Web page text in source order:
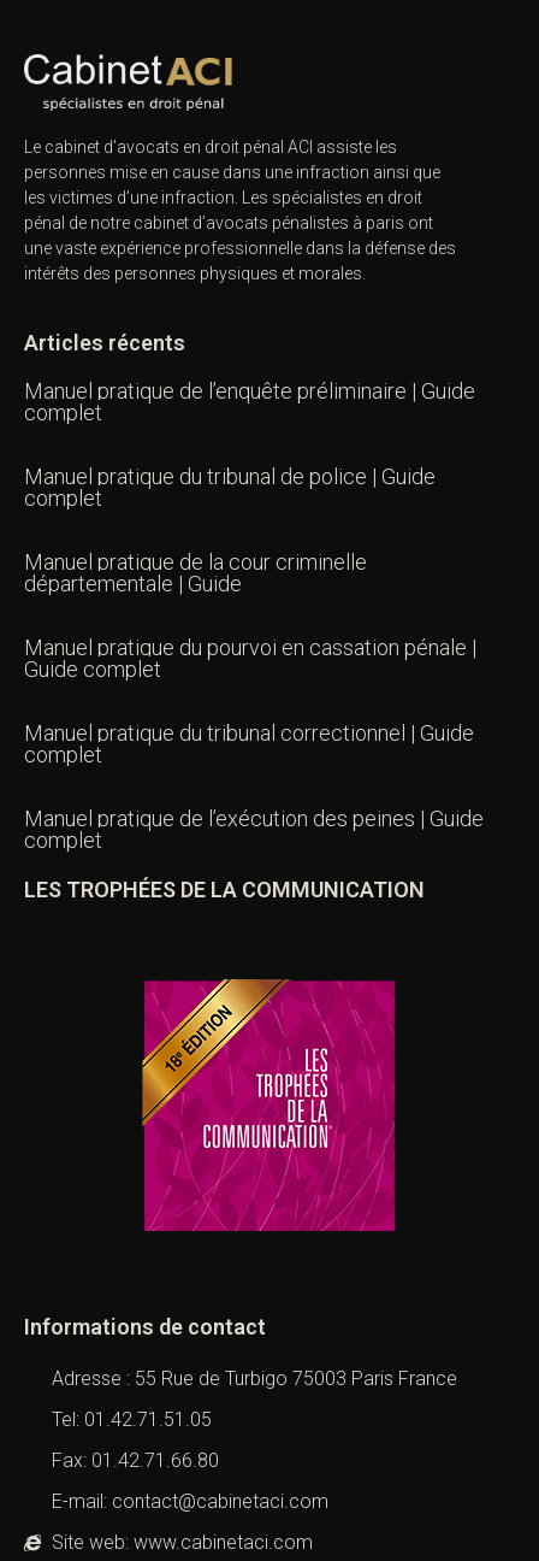
Le cabinet d’avocats en droit pénal ACI assiste les
personnes mise en cause dans une infraction ainsi que
les victimes d’une infraction. Les spécialistes en droit
pénal de notre cabinet d’avocats pénalistes à paris ont
une vaste expérience professionnelle dans la défense des
intérêts des personnes physiques et morales.
Articles récents
Manuel pratique de l’enquête préliminaire | Guide
complet
Manuel pratique du tribunal de police | Guide
complet
Manuel pratique de la cour criminelle
départementale | Guide
Manuel pratique du pourvoi en cassation pénale |
Guide complet
Manuel pratique du tribunal correctionnel | Guide
complet
Manuel pratique de l’exécution des peines | Guide
complet
LES TROPHÉES DE LA COMMUNICATION
Informations de contact
Adresse : 55 Rue de Turbigo 75003 Paris France
Tel: 01.42.71.51.05
Fax: 01.42.71.66.80
E-mail: contact@cabinetaci.com
Site web: www.cabinetaci.com